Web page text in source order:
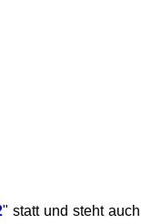
" statt und steht auch